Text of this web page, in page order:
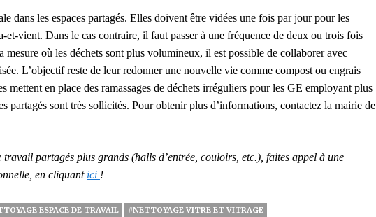
dans les espaces partagés. Elles doivent être vidées une fois par jour pour les
et-vient. Dans le cas contraire, il faut passer à une fréquence de deux ou trois fois
mesure où les déchets sont plus volumineux, il est possible de collaborer avec
L’objectif reste de leur redonner une nouvelle vie comme compost ou engrais
mettent en place des ramassages de déchets irréguliers pour les GE employant plus
partagés sont très sollicités. Pour obtenir plus d’informations, contactez la mairie de
travail partagés plus grands (halls d’entrée, couloirs, etc.), faites appel à une
en cliquant ici !
ESPACE DE TRAVAIL #NETTOYAGE VITRE ET VITRAGE